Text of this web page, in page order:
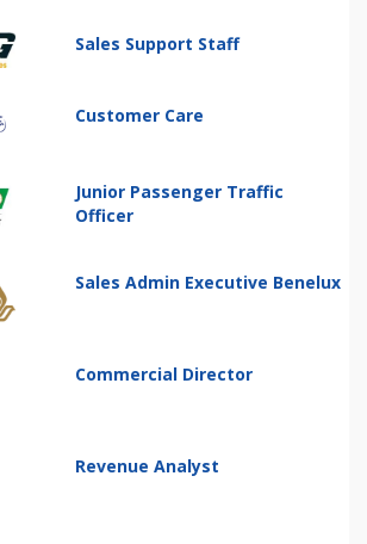
Sales Support Staff
Customer Care
Junior Passenger Traffic
Officer
Sales Admin Executive Benelux
Commercial Director
Revenue Analyst